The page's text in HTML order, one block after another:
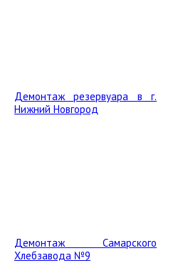
Демонтаж резервуара в г.
Нижний Новгород
Демонтаж Самарского
Хлебзавода №9